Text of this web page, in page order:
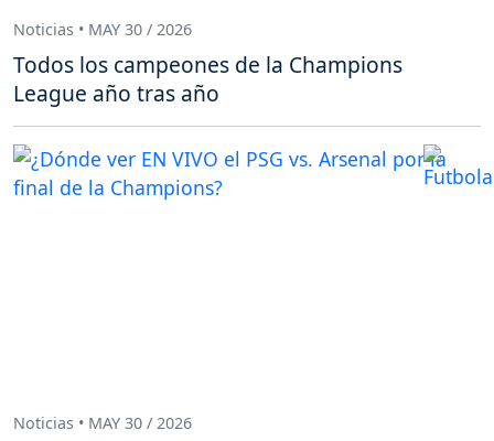
Noticias • MAY 30 / 2026
Todos los campeones de la Champions
League año tras año
Noticias • MAY 30 / 2026